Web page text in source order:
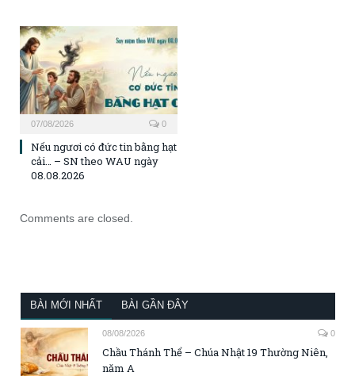
07/08/2026 0
Nếu ngươi có đức tin bằng hạt
cải… – SN theo WAU ngày
08.08.2026
Comments are closed.
BÀI MỚI NHẤT BÀI GẦN ĐÂY
08/08/2026 0
Chầu Thánh Thể – Chúa Nhật 19 Thường Niên,
năm A